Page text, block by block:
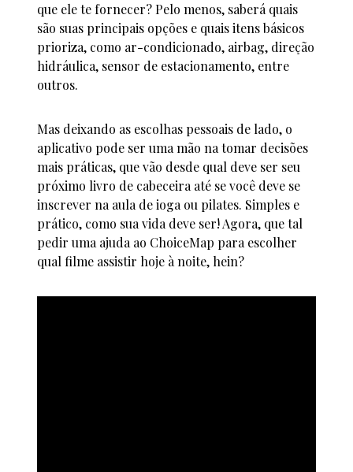
que ele te fornecer? Pelo menos, saberá quais
são suas principais opções e quais itens básicos
prioriza, como ar-condicionado, airbag, direção
hidráulica, sensor de estacionamento, entre
outros.
Mas deixando as escolhas pessoais de lado, o
aplicativo pode ser uma mão na tomar decisões
mais práticas, que vão desde qual deve ser seu
próximo livro de cabeceira até se você deve se
inscrever na aula de ioga ou pilates. Simples e
prático, como sua vida deve ser! Agora, que tal
pedir uma ajuda ao ChoiceMap para escolher
qual filme assistir hoje à noite, hein?